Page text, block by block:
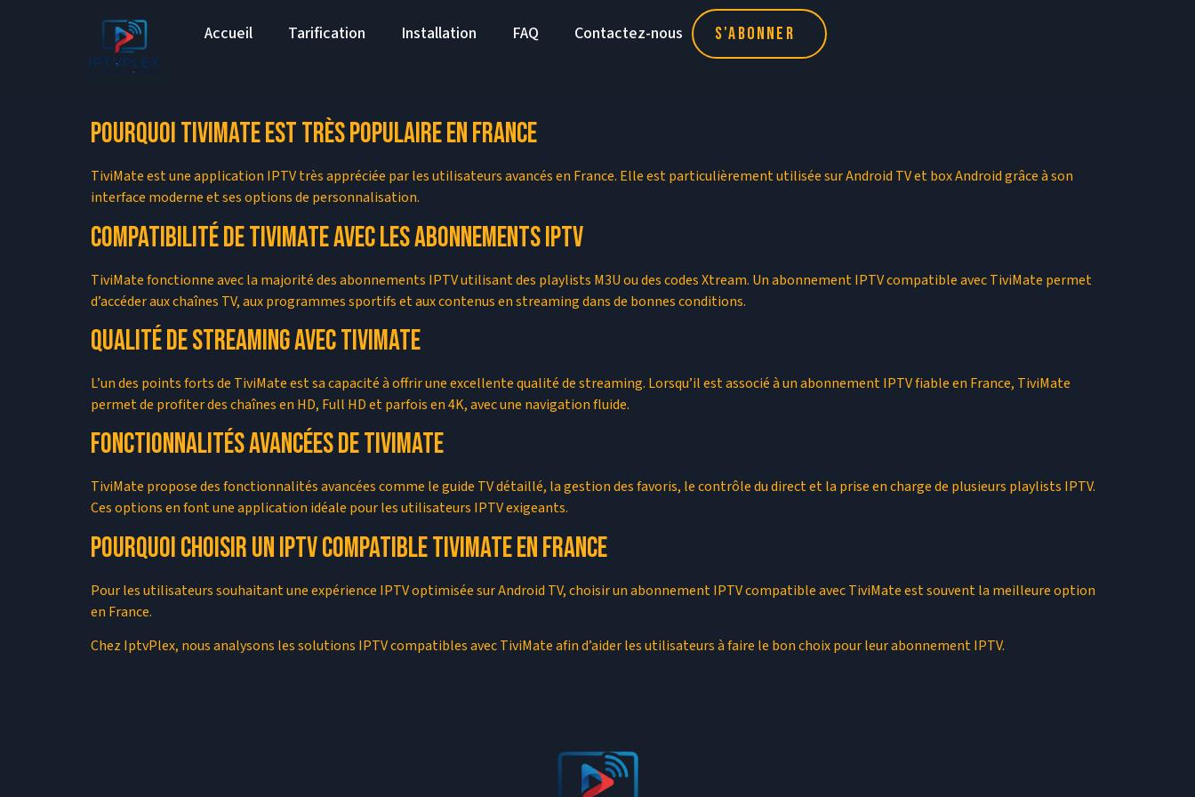
Accueil Tarification Installation FAQ Contactez-nous S'abonner
Pourquoi TiviMate est très populaire en France
TiviMate est une application IPTV très appréciée par les utilisateurs avancés en France. Elle est particulièrement utilisée sur Android TV et box Android grâce à son
interface moderne et ses options de personnalisation.
Compatibilité de TiviMate avec les abonnements IPTV
TiviMate fonctionne avec la majorité des abonnements IPTV utilisant des playlists M3U ou des codes Xtream. Un abonnement IPTV compatible avec TiviMate permet
d’accéder aux chaînes TV, aux programmes sportifs et aux contenus en streaming dans de bonnes conditions.
Qualité de streaming avec TiviMate
L’un des points forts de TiviMate est sa capacité à offrir une excellente qualité de streaming. Lorsqu’il est associé à un abonnement IPTV fiable en France, TiviMate
permet de profiter des chaînes en HD, Full HD et parfois en 4K, avec une navigation fluide.
Fonctionnalités avancées de TiviMate
TiviMate propose des fonctionnalités avancées comme le guide TV détaillé, la gestion des favoris, le contrôle du direct et la prise en charge de plusieurs playlists IPTV.
Ces options en font une application idéale pour les utilisateurs IPTV exigeants.
Pourquoi choisir un IPTV compatible TiviMate en France
Pour les utilisateurs souhaitant une expérience IPTV optimisée sur Android TV, choisir un abonnement IPTV compatible avec TiviMate est souvent la meilleure option
en France.
Chez IptvPlex, nous analysons les solutions IPTV compatibles avec TiviMate afin d’aider les utilisateurs à faire le bon choix pour leur abonnement IPTV.